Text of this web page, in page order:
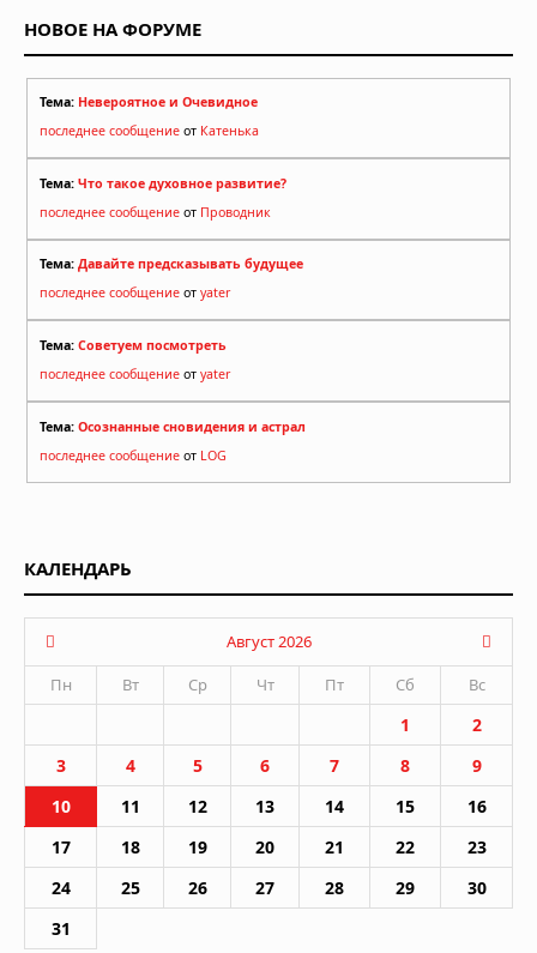
НОВОЕ НА ФОРУМЕ
Тема: Невероятное и Очевидное
последнее сообщение от Катенька
Тема: Что такое духовное развитие?
последнее сообщение от Проводник
Тема: Давайте предсказывать будущее
последнее сообщение от yater
Тема: Советуем посмотреть
последнее сообщение от yater
Тема: Осознанные сновидения и астрал
последнее сообщение от LOG
КАЛЕНДАРЬ
Август 2026
Пн
Вт Ср Чт Пт Сб Вс
1
2
3
4 5 6 7 8
9
10
11 12 13 14 15
16
17
18 19 20 21 22
23
24
25 26 27 28 29
30
31